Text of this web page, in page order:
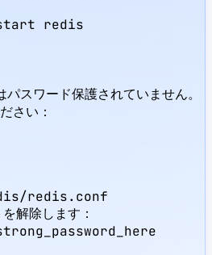
redis
スワード保護されていません。
さい：
redis.conf
解除します：